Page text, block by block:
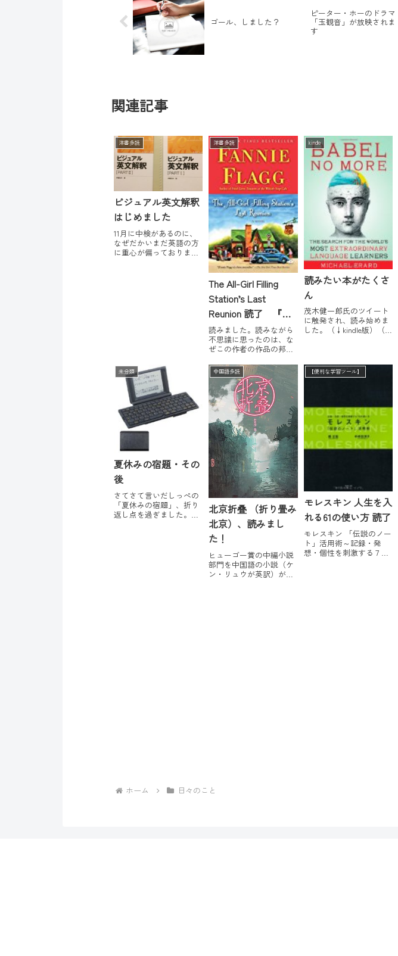
ゴール、しました？
ピーター・ホーのドラマ
「玉観音」が放映されま
す
関連記事
洋書多読
ビジュアル英文解釈
はじめました
11月に中検があるのに、
なぜだかいまだ英語の方
に重心が偏っておりま
洋書多読
The All-Girl Filling
Station’s Last
Reunion 読了 『フ
ライド・グリーン・
トマト』著者の作品
読みました。読みながら
不思議に思ったのは、な
ぜこの作者の作品の邦訳
と。ものすごく面白かっ
たです！！The All-Girl
Filling Station's Last
Reunion: A Novelposted
w...
kindle
読みたい本がたくさ
ん
茂木健一郎氏のツイート
に触発され、読み始めま
した。（↓kindle版）（日
予定がずいぶん先になっ
ていますが、その点kindle
未分類
夏休みの宿題・その
後
さてさて言いだしっぺの
「夏休みの宿題」、折り
返し点を過ぎました。参
中国語多読
北京折叠 （折り畳み
北京）、読みまし
た！
ヒューゴー賞の中編小説
部門を中国語の小説（ケ
ン・リュウが英訳）が獲
【便利な学習ツール】
モレスキン 人生を入
れる61の使い方 読了
モレスキン 「伝説のノー
ト」活用術～記録・発
想・個性を刺激する７５
ホーム 日々のこと